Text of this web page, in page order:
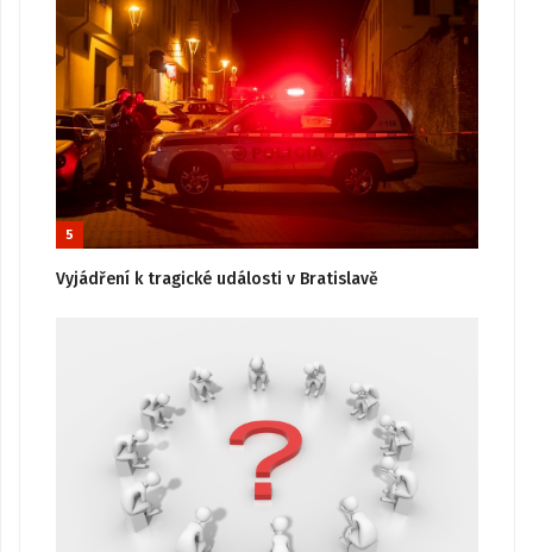
5
Vyjádření k tragické události v Bratislavě